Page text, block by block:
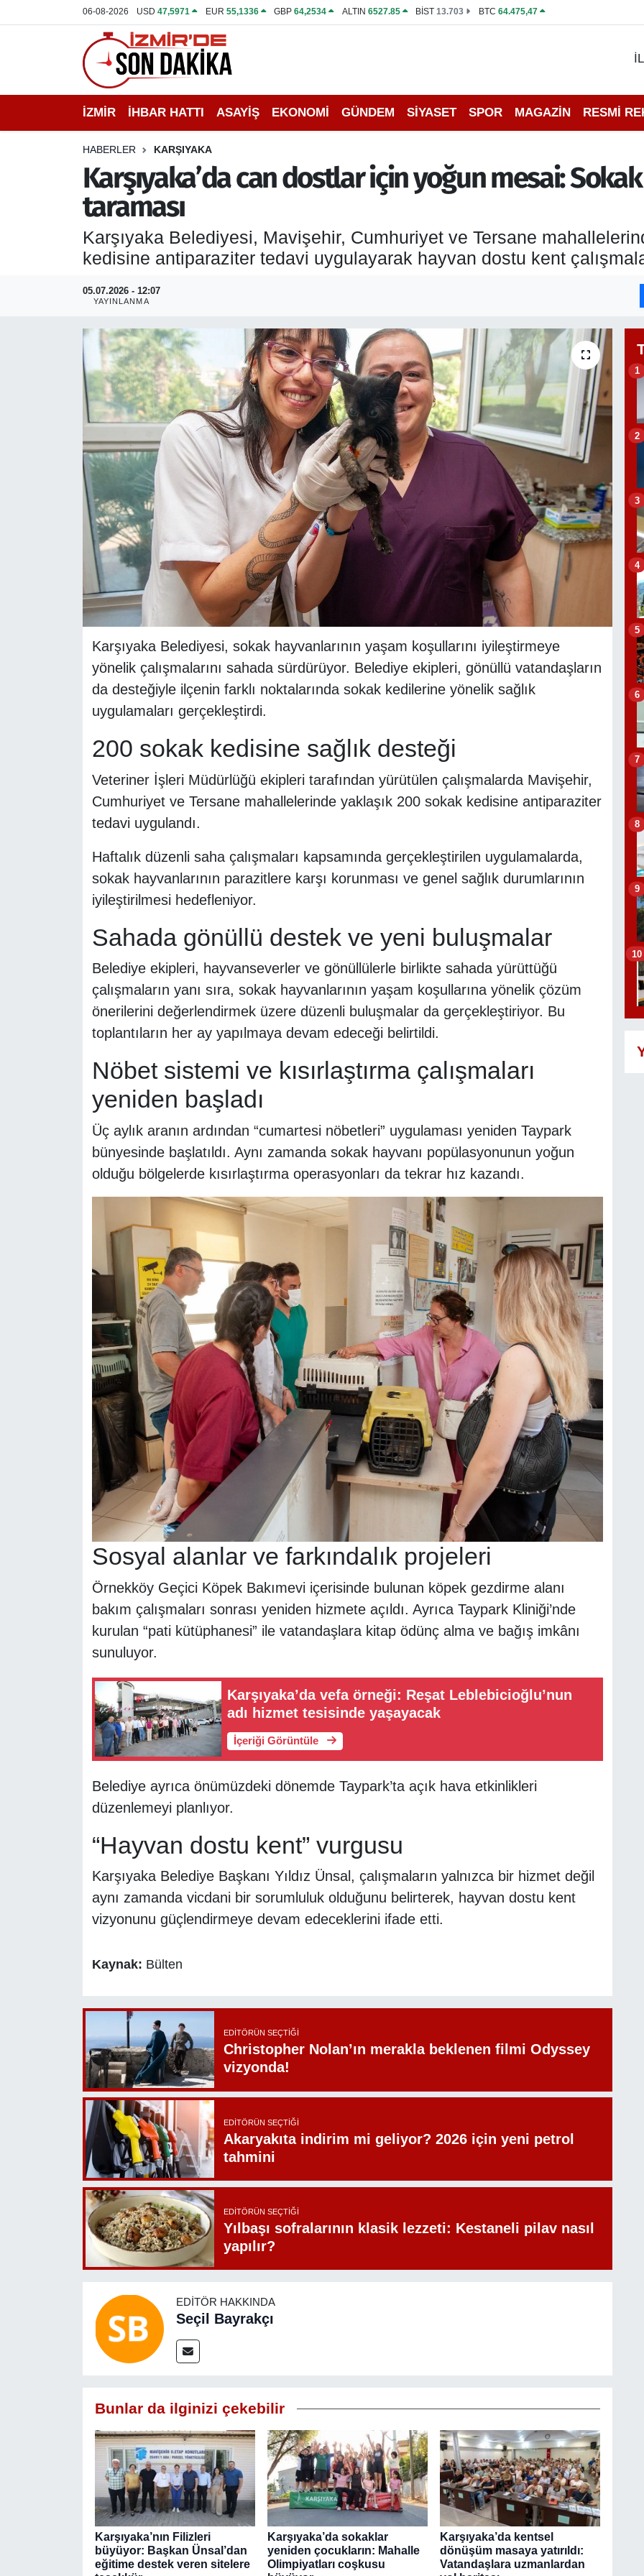
06-08-2026 USD47,5971 EUR 55,1336 GBP64,2534 ALTIN 6527.85 BİST13.703 BTC 64.475,47
İZMİR İHBAR HATTI ASAYİŞ EKONOMİ GÜNDEM SİYASET SPOR MAGAZİN RESMİ
HABERLER KARŞIYAKA
Karşıyaka’da can dostlar için yoğun mesai:
taraması
Karşıyaka Belediyesi, Mavişehir, Cumhuriyet ve Tersane
kedisine antiparaziter tedavi uygulayarak hayvan dostu kent
05.07.2026 - 12:07
YAYINLANMA
Karşıyaka Belediyesi, sokak hayvanlarının yaşam koşullarını iyileştirmeye
yönelik çalışmalarını sahada sürdürüyor. Belediye ekipleri, gönüllü vatandaşların
da desteğiyle ilçenin farklı noktalarında sokak kedilerine yönelik sağlık
uygulamaları gerçekleştirdi.
200 sokak kedisine sağlık desteği
Veteriner İşleri Müdürlüğü ekipleri tarafından yürütülen çalışmalarda Mavişehir,
Cumhuriyet ve Tersane mahallelerinde yaklaşık 200 sokak kedisine antiparaziter
tedavi uygulandı.
Haftalık düzenli saha çalışmaları kapsamında gerçekleştirilen uygulamalarda,
sokak hayvanlarının parazitlere karşı korunması ve genel sağlık durumlarının
iyileştirilmesi hedefleniyor.
Sahada gönüllü destek ve yeni buluşmalar
Belediye ekipleri, hayvanseverler ve gönüllülerle birlikte sahada yürüttüğü
çalışmaların yanı sıra, sokak hayvanlarının yaşam koşullarına yönelik çözüm
önerilerini değerlendirmek üzere düzenli buluşmalar da gerçekleştiriyor. Bu
toplantıların her ay yapılmaya devam edeceği belirtildi.
Nöbet sistemi ve kısırlaştırma çalışmaları
yeniden başladı
Üç aylık aranın ardından “cumartesi nöbetleri” uygulaması yeniden Taypark
bünyesinde başlatıldı. Aynı zamanda sokak hayvanı popülasyonunun yoğun
olduğu bölgelerde kısırlaştırma operasyonları da tekrar hız kazandı.
Sosyal alanlar ve farkındalık projeleri
Örnekköy Geçici Köpek Bakımevi içerisinde bulunan köpek gezdirme alanı
bakım çalışmaları sonrası yeniden hizmete açıldı. Ayrıca Taypark Kliniği’nde
kurulan “pati kütüphanesi” ile vatandaşlara kitap ödünç alma ve bağış imkânı
sunuluyor.
Karşıyaka’da vefa örneği: Reşat Leblebicioğlu’nun
adı hizmet tesisinde yaşayacak
İçeriği Görüntüle
Belediye ayrıca önümüzdeki dönemde Taypark’ta açık hava etkinlikleri
düzenlemeyi planlıyor.
“Hayvan dostu kent” vurgusu
Karşıyaka Belediye Başkanı Yıldız Ünsal, çalışmaların yalnızca bir hizmet değil
aynı zamanda vicdani bir sorumluluk olduğunu belirterek, hayvan dostu kent
vizyonunu güçlendirmeye devam edeceklerini ifade etti.
Kaynak: Bülten
EDITÖRÜN SEÇTIĞI
Christopher Nolan’ın merakla beklenen filmi Odyssey
vizyonda!
EDITÖRÜN SEÇTIĞI
Akaryakıta indirim mi geliyor? 2026 için yeni petrol
tahmini
EDITÖRÜN SEÇTIĞI
Yılbaşı sofralarının klasik lezzeti: Kestaneli pilav nasıl
yapılır?
EDITÖR HAKKINDA
Seçil Bayrakçı
Bunlar da ilginizi çekebilir
Karşıyaka’nın Filizleri
büyüyor: Başkan Ünsal’dan
eğitime destek veren sitelere
Karşıyaka’da sokaklar
yeniden çocukların: Mahalle
Olimpiyatları coşkusu
Karşıyaka’da kentsel
dönüşüm masaya yatırıldı:
Vatandaşlara uzmanlardan
1
2
3
4
5
6
7
8
9
10
İHBAR HATTI
DEPREM
EKONOMİ
SİYASET
RESMİ REKLAM
İzmir Nöbetçi Eczaneler
İzmir Hava Durumu
İzmir Namaz Vakitleri
İzmir Trafik Yoğunluk Haritası
Puan Durumu ve Fikstür
Tüm Manşetler